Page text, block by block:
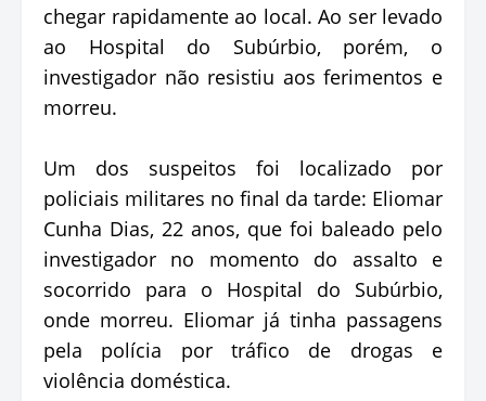
chegar rapidamente ao local. Ao ser levado
ao Hospital do Subúrbio, porém, o
investigador não resistiu aos ferimentos e
morreu.
Um dos suspeitos foi localizado por
policiais militares no final da tarde: Eliomar
Cunha Dias, 22 anos, que foi baleado pelo
investigador no momento do assalto e
socorrido para o Hospital do Subúrbio,
onde morreu. Eliomar já tinha passagens
pela polícia por tráfico de drogas e
violência doméstica.